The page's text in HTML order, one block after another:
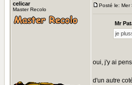
celicar
Master Recolo
Posté le: Mer
Mr
je
oui, j'y ai
d'un autre